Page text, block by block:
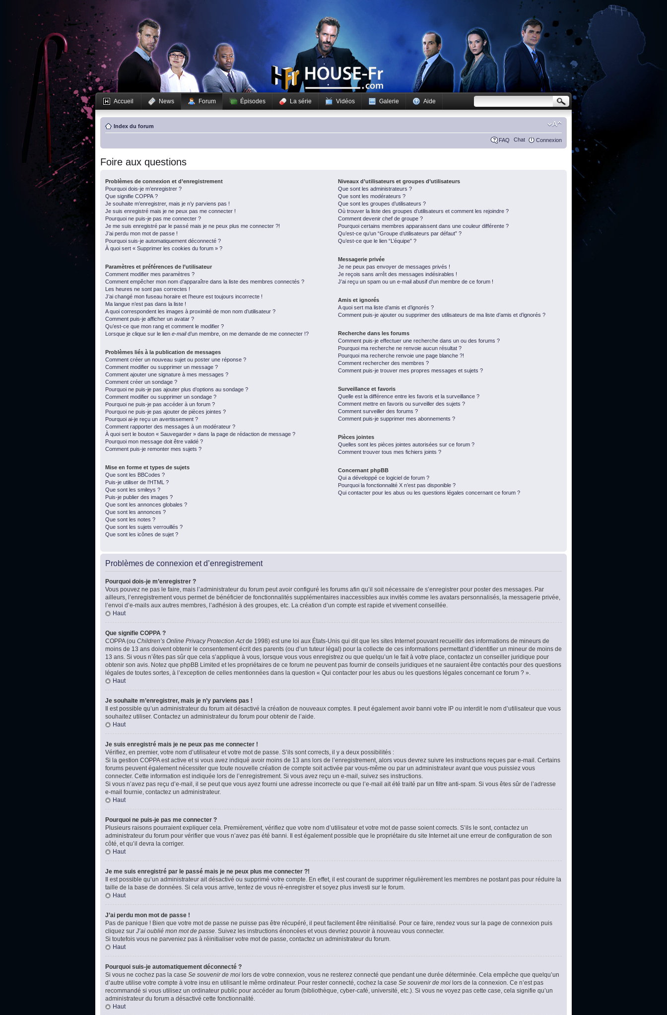
Accueil News Forum Épisodes La série Vidéos Galerie Aide
Index du forum
FAQ Chat Connexion
Foire aux questions
Problèmes de connexion et d’enregistrement
Pourquoi dois-je m’enregistrer ?
Que signifie COPPA ?
Je souhaite m’enregistrer, mais je n’y parviens pas !
Je suis enregistré mais je ne peux pas me connecter !
Pourquoi ne puis-je pas me connecter ?
Je me suis enregistré par le passé mais je ne peux plus me connecter ?!
J’ai perdu mon mot de passe !
Pourquoi suis-je automatiquement déconnecté ?
À quoi sert « Supprimer les cookies du forum » ?
Paramètres et préférences de l’utilisateur
Comment modifier mes paramètres ?
Comment empêcher mon nom d’apparaître dans la liste des membres connectés ?
Les heures ne sont pas correctes !
J’ai changé mon fuseau horaire et l’heure est toujours incorrecte !
Ma langue n’est pas dans la liste !
A quoi correspondent les images à proximité de mon nom d’utilisateur ?
Comment puis-je afficher un avatar ?
Qu’est-ce que mon rang et comment le modifier ?
Lorsque je clique sur le lien e-maild’un membre, on me demande de me connecter !?
Problèmes liés à la publication de messages
Comment créer un nouveau sujet ou poster une réponse ?
Comment modifier ou supprimer un message ?
Comment ajouter une signature à mes messages ?
Comment créer un sondage ?
Pourquoi ne puis-je pas ajouter plus d’options au sondage ?
Comment modifier ou supprimer un sondage ?
Pourquoi ne puis-je pas accéder à un forum ?
Pourquoi ne puis-je pas ajouter de pièces jointes ?
Pourquoi ai-je reçu un avertissement ?
Comment rapporter des messages à un modérateur ?
À quoi sert le bouton « Sauvegarder » dans la page de rédaction de message ?
Pourquoi mon message doit être validé ?
Comment puis-je remonter mes sujets ?
Mise en forme et types de sujets
Que sont les BBCodes ?
Puis-je utiliser de l’HTML ?
Que sont les smileys ?
Puis-je publier des images ?
Que sont les annonces globales ?
Que sont les annonces ?
Que sont les notes ?
Que sont les sujets verrouillés ?
Que sont les icônes de sujet ?
Niveaux d’utilisateurs et groupes d’utilisateurs
Que sont les administrateurs ?
Que sont les modérateurs ?
Que sont les groupes d’utilisateurs ?
Où trouver la liste des groupes d’utilisateurs et comment les rejoindre ?
Comment devenir chef de groupe ?
Pourquoi certains membres apparaissent dans une couleur différente ?
Qu’est-ce qu’un “Groupe d’utilisateurs par défaut” ?
Qu’est-ce que le lien “L’équipe” ?
Messagerie privée
Je ne peux pas envoyer de messages privés !
Je reçois sans arrêt des messages indésirables !
J’ai reçu un spam ou un e-mail abusif d’un membre de ce forum !
Amis et ignorés
A quoi sert ma liste d’amis et d’ignorés ?
Comment puis-je ajouter ou supprimer des utilisateurs de ma liste d’amis et d’ignorés ?
Recherche dans les forums
Comment puis-je effectuer une recherche dans un ou des forums ?
Pourquoi ma recherche ne renvoie aucun résultat ?
Pourquoi ma recherche renvoie une page blanche ?!
Comment rechercher des membres ?
Comment puis-je trouver mes propres messages et sujets ?
Surveillance et favoris
Quelle est la différence entre les favoris et la surveillance ?
Comment mettre en favoris ou surveiller des sujets ?
Comment surveiller des forums ?
Comment puis-je supprimer mes abonnements ?
Pièces jointes
Quelles sont les pièces jointes autorisées sur ce forum ?
Comment trouver tous mes fichiers joints ?
Concernant phpBB
Qui a développé ce logiciel de forum ?
Pourquoi la fonctionnalité X n’est pas disponible ?
Qui contacter pour les abus ou les questions légales concernant ce forum ?
Problèmes de connexion et d’enregistrement
Pourquoi dois-je m’enregistrer ?
Vous pouvez ne pas le faire, mais l’administrateur du forum peut avoir configuré les forums afin qu’il soit nécessaire de s’enregistrer pour poster des messages. Par
ailleurs, l’enregistrement vous permet de bénéficier de fonctionnalités supplémentaires inaccessibles aux invités comme les avatars personnalisés, la messagerie privée,
l’envoi d’e-mails aux autres membres, l’adhésion à des groupes, etc. La création d’un compte est rapide et vivement conseillée.
Haut
Que signifie COPPA ?
COPPA (ou Children’s Online Privacy Protection Actde 1998) est une loi aux États-Unis qui dit que les sites Internet pouvant recueillir des informations de mineurs de
moins de 13 ans doivent obtenir le consentement écrit des parents (ou d’un tuteur légal) pour la collecte de ces informations permettant d’identifier un mineur de moins de
13 ans. Si vous n’êtes pas sûr que cela s’applique à vous, lorsque vous vous enregistrez ou que quelqu’un le fait à votre place, contactez un conseiller juridique pour
obtenir son avis. Notez que phpBB Limited et les propriétaires de ce forum ne peuvent pas fournir de conseils juridiques et ne sauraient être contactés pour des questions
légales de toutes sortes, à l’exception de celles mentionnées dans la question « Qui contacter pour les abus ou les questions légales concernant ce forum ? ».
Haut
Je souhaite m’enregistrer, mais je n’y parviens pas !
Il est possible qu’un administrateur du forum ait désactivé la création de nouveaux comptes. Il peut également avoir banni votre IP ou interdit le nom d’utilisateur que vous
souhaitez utiliser. Contactez un administrateur du forum pour obtenir de l’aide.
Haut
Je suis enregistré mais je ne peux pas me connecter !
Vérifiez, en premier, votre nom d’utilisateur et votre mot de passe. S’ils sont corrects, il y a deux possibilités :
Si la gestion COPPA est active et si vous avez indiqué avoir moins de 13 ans lors de l’enregistrement, alors vous devrez suivre les instructions reçues par e-mail. Certains
forums peuvent également nécessiter que toute nouvelle création de compte soit activée par vous-même ou par un administrateur avant que vous puissiez vous
connecter. Cette information est indiquée lors de l’enregistrement. Si vous avez reçu un e-mail, suivez ses instructions.
Si vous n’avez pas reçu d’e-mail, il se peut que vous ayez fourni une adresse incorrecte ou que l’e-mail ait été traité par un filtre anti-spam. Si vous êtes sûr de l’adresse
e-mail fournie, contactez un administrateur.
Haut
Pourquoi ne puis-je pas me connecter ?
Plusieurs raisons pourraient expliquer cela. Premièrement, vérifiez que votre nom d’utilisateur et votre mot de passe soient corrects. S’ils le sont, contactez un
administrateur du forum pour vérifier que vous n’avez pas été banni. Il est également possible que le propriétaire du site Internet ait une erreur de configuration de son
côté, et qu’il devra la corriger.
Haut
Je me suis enregistré par le passé mais je ne peux plus me connecter ?!
Il est possible qu’un administrateur ait désactivé ou supprimé votre compte. En effet, il est courant de supprimer régulièrement les membres ne postant pas pour réduire la
taille de la base de données. Si cela vous arrive, tentez de vous ré-enregistrer et soyez plus investi sur le forum.
Haut
J’ai perdu mon mot de passe !
Pas de panique ! Bien que votre mot de passe ne puisse pas être récupéré, il peut facilement être réinitialisé. Pour ce faire, rendez vous sur la page de connexion puis
cliquez sur J’ai oublié mon mot de passe. Suivez les instructions énoncées et vous devriez pouvoir à nouveau vous connecter.
Si toutefois vous ne parveniez pas à réinitialiser votre mot de passe, contactez un administrateur du forum.
Haut
Pourquoi suis-je automatiquement déconnecté ?
Si vous ne cochez pas la case Se souvenir de moi lors de votre connexion, vous ne resterez connecté que pendant une durée déterminée. Cela empêche que quelqu’un
d’autre utilise votre compte à votre insu en utilisant le même ordinateur. Pour rester connecté, cochez la case Se souvenir de moi lors de la connexion. Ce n’est pas
recommandé si vous utilisez un ordinateur public pour accéder au forum (bibliothèque, cyber-café, université, etc.). Si vous ne voyez pas cette case, cela signifie qu’un
administrateur du forum a désactivé cette fonctionnalité.
Haut